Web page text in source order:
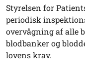
Styrelsen for
periodisk
overvågning af alle
blodbanker og
lovens krav.